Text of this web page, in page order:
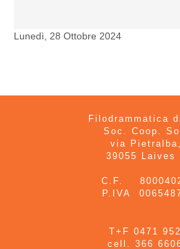
Lunedì, 28 Ottobre 2024
Filodrammatica
Soc. Coop.
via
39055 Laives
C.F.
P.IVA
T+F 0471
cell. 366